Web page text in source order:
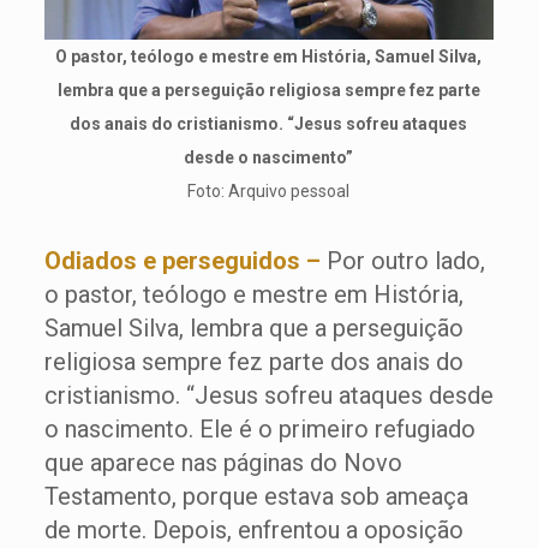
O pastor, teólogo e mestre em História, Samuel Silva,
lembra que a perseguição religiosa sempre fez parte
dos anais do cristianismo. “Jesus sofreu ataques
desde o nascimento”
Foto: Arquivo pessoal
Odiados e perseguidos – Por outro lado,
o pastor, teólogo e mestre em História,
Samuel Silva, lembra que a perseguição
religiosa sempre fez parte dos anais do
cristianismo. “Jesus sofreu ataques desde
o nascimento. Ele é o primeiro refugiado
que aparece nas páginas do Novo
Testamento, porque estava sob ameaça
de morte. Depois, enfrentou a oposição